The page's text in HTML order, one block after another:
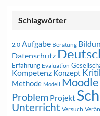
Schlagwörter
2.0 Aufgabe Beratung
Datenschutz
Erfahrung Evaluation
Kompetenz Konzept
Methode Modell Moodle
Problem Projekt
Unterricht Versuch